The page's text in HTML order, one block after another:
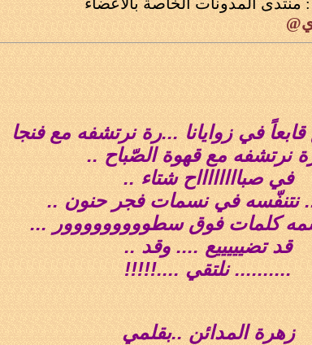
في زوايانا ...رة نرتشفه مع فنجا
نرتشفه مع قهوة الصّباح ..
في صبااااااااح شتاء ..
نتنفّسه في نسمات فجر حنون ..
كلمات فوق سطووووووووور ...
قد تضيييييع .... وقد ..
.......... نلتقي ....!!!!!
زهرة المدائن ..بقلمي